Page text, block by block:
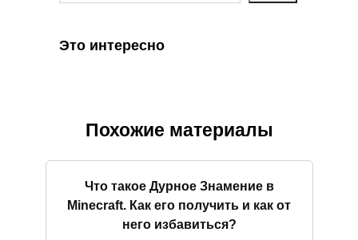
Это интересно
Похожие материалы
Что такое Дурное Знамение в
Minecraft. Как его получить и как от
него избавиться?